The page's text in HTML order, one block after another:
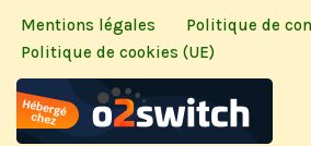
Mentions légales
Politique de
Politique de cookies (UE)